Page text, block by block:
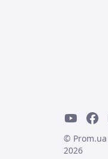
©
2026